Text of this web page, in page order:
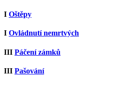
I Oštěpy
I Ovládnutí nemrtvých
III Páčení zámků
III Pašování